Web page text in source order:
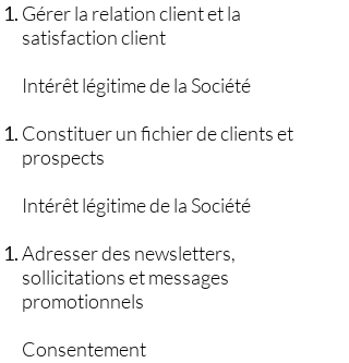
Gérer la relation client et la
satisfaction client
Intérêt légitime de la Société
Constituer un fichier de clients et
prospects
Intérêt légitime de la Société
Adresser des newsletters,
sollicitations et messages
promotionnels
Consentement